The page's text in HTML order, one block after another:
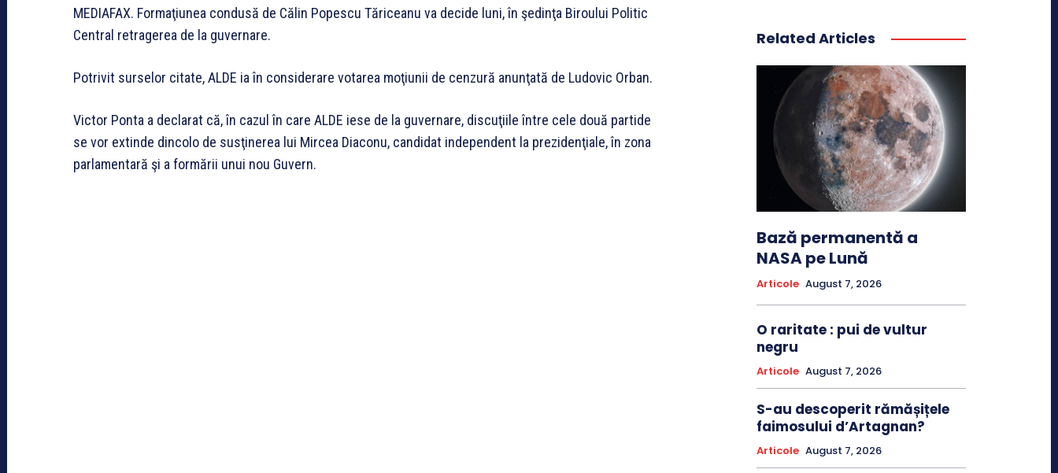
MEDIAFAX. Formaţiunea condusă de Călin Popescu Tăriceanu va decide luni, în şedinţa Biroului Politic
Central retragerea de la guvernare.
Potrivit surselor citate, ALDE ia în considerare votarea moţiunii de cenzură anunţată de Ludovic Orban.
Victor Ponta a declarat că, în cazul în care ALDE iese de la guvernare, discuţiile între cele două partide
se vor extinde dincolo de susţinerea lui Mircea Diaconu, candidat independent la prezidenţiale, în zona
parlamentară şi a formării unui nou Guvern.
Related Articles
Bază permanentă a
NASA pe Lună
Articole August 7, 2026
O raritate : pui de vultur
negru
Articole August 7, 2026
S-au descoperit rămășițele
faimosului d’Artagnan?
Articole August 7, 2026